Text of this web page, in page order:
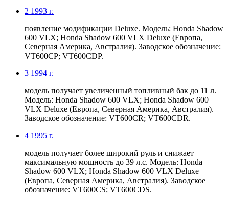
2 1993 г.
появление модификации Deluxe. Модель: Honda Shadow
600 VLX; Honda Shadow 600 VLX Deluxe (Европа,
Северная Америка, Австралия). Заводское обозначение:
VT600CP; VT600CDP.
3 1994 г.
модель получает увеличенный топливный бак до 11 л.
Модель: Honda Shadow 600 VLX; Honda Shadow 600
VLX Deluxe (Европа, Северная Америка, Австралия).
Заводское обозначение: VT600CR; VT600CDR.
4 1995 г.
модель получает более широкий руль и снижает
максимальную мощность до 39 л.с. Модель: Honda
Shadow 600 VLX; Honda Shadow 600 VLX Deluxe
(Европа, Северная Америка, Австралия). Заводское
обозначение: VT600CS; VT600CDS.